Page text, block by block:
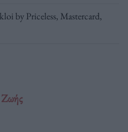
by Priceless, Mastercard,